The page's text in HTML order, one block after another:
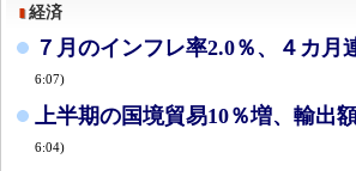
経済
７月のインフレ率2.0％、４カ月
6:07)
上半期の国境貿易10％増、輸出
6:04)